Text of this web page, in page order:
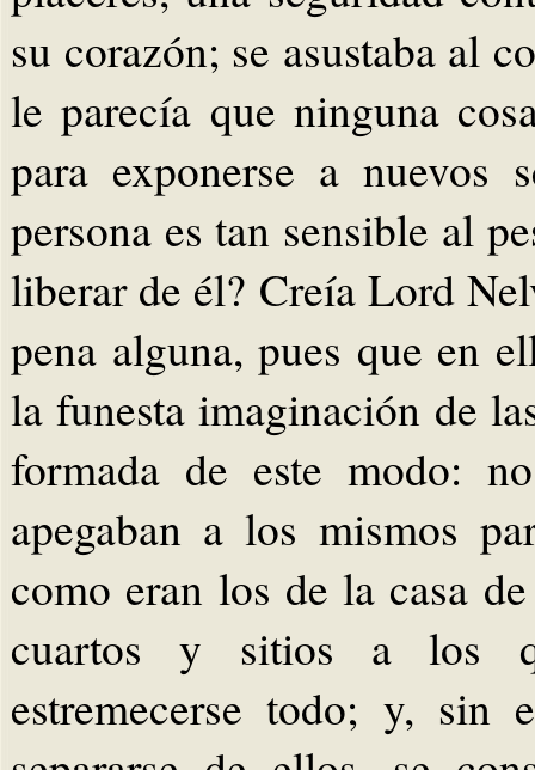
su corazón; se asustaba al
le parecía que ninguna
para exponerse a nuevos
persona es tan sensible al
liberar de él? Creía Lord
pena alguna, pues que en
la funesta imaginación de
formada de este modo:
apegaban a los mismos
como eran los de la casa
cuartos y sitios a los
estremecerse todo; y, sin